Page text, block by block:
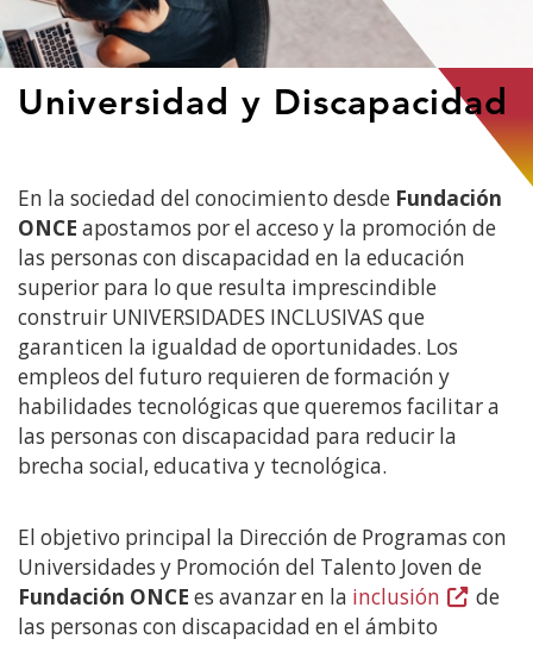
Te
encuentras
contenido
principal
Universidad y Discapacidad
En la sociedad del conocimiento desde Fundación
ONCE apostamos por el acceso y la promoción de
las personas con discapacidad en la educación
superior para lo que resulta imprescindible
construir UNIVERSIDADES INCLUSIVAS que
garanticen la igualdad de oportunidades. Los
empleos del futuro requieren de formación y
habilidades tecnológicas que queremos facilitar a
las personas con discapacidad para reducir la
brecha social, educativa y tecnológica.
El objetivo principal la Dirección de Programas con
Universidades y Promoción del Talento Joven de
Fundación ONCE es avanzar en la inclusión (Abre
de
las personas con discapacidad en el ámbito